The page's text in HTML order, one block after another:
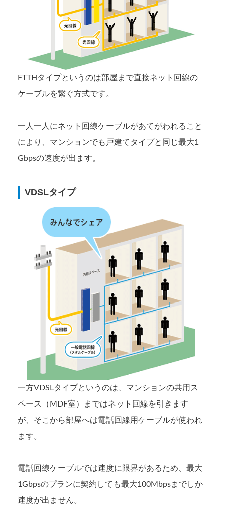
FTTHタイプというのは部屋まで直接ネット回線の
ケーブルを繋ぐ方式です。
一人一人にネット回線ケーブルがあてがわれること
により、マンションでも戸建てタイプと同じ最大1
Gbpsの速度が出ます。
VDSLタイプ
一方VDSLタイプというのは、マンションの共用ス
ペース（MDF室）まではネット回線を引きます
が、そこから部屋へは電話回線用ケーブルが使われ
ます。
電話回線ケーブルでは速度に限界があるため、最大
1Gbpsのプランに契約しても最大100Mbpsまでしか
速度が出ません。